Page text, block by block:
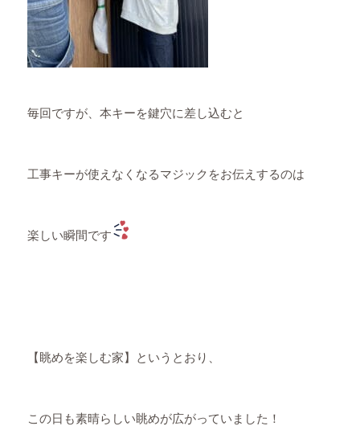
毎回ですが、本キーを鍵穴に差し込むと
工事キーが使えなくなるマジックをお伝えするのは
楽しい瞬間です
【眺めを楽しむ家】というとおり、
この日も素晴らしい眺めが広がっていました！